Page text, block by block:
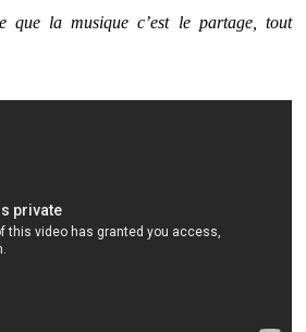
que la musique c’est le partage, tout